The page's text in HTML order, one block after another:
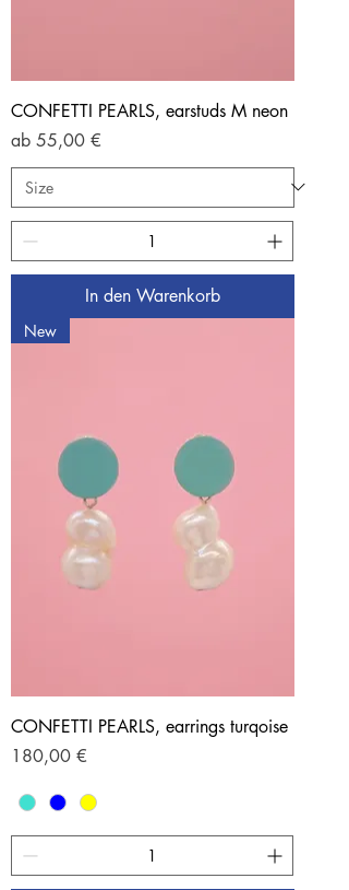
CONFETTI PEARLS, earstuds M neon
ab 55,00 €
Sale-Preis
In den Warenkorb
New
CONFETTI PEARLS, earrings turqoise
Preis
180,00 €